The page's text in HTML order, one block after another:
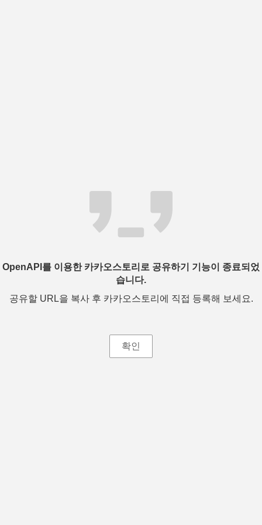
OpenAPI를 이용한 카카오스토리로 공유하기 기능이 종료되었
습니다.
공유할 URL을 복사 후 카카오스토리에 직접 등록해 보세요.
확인